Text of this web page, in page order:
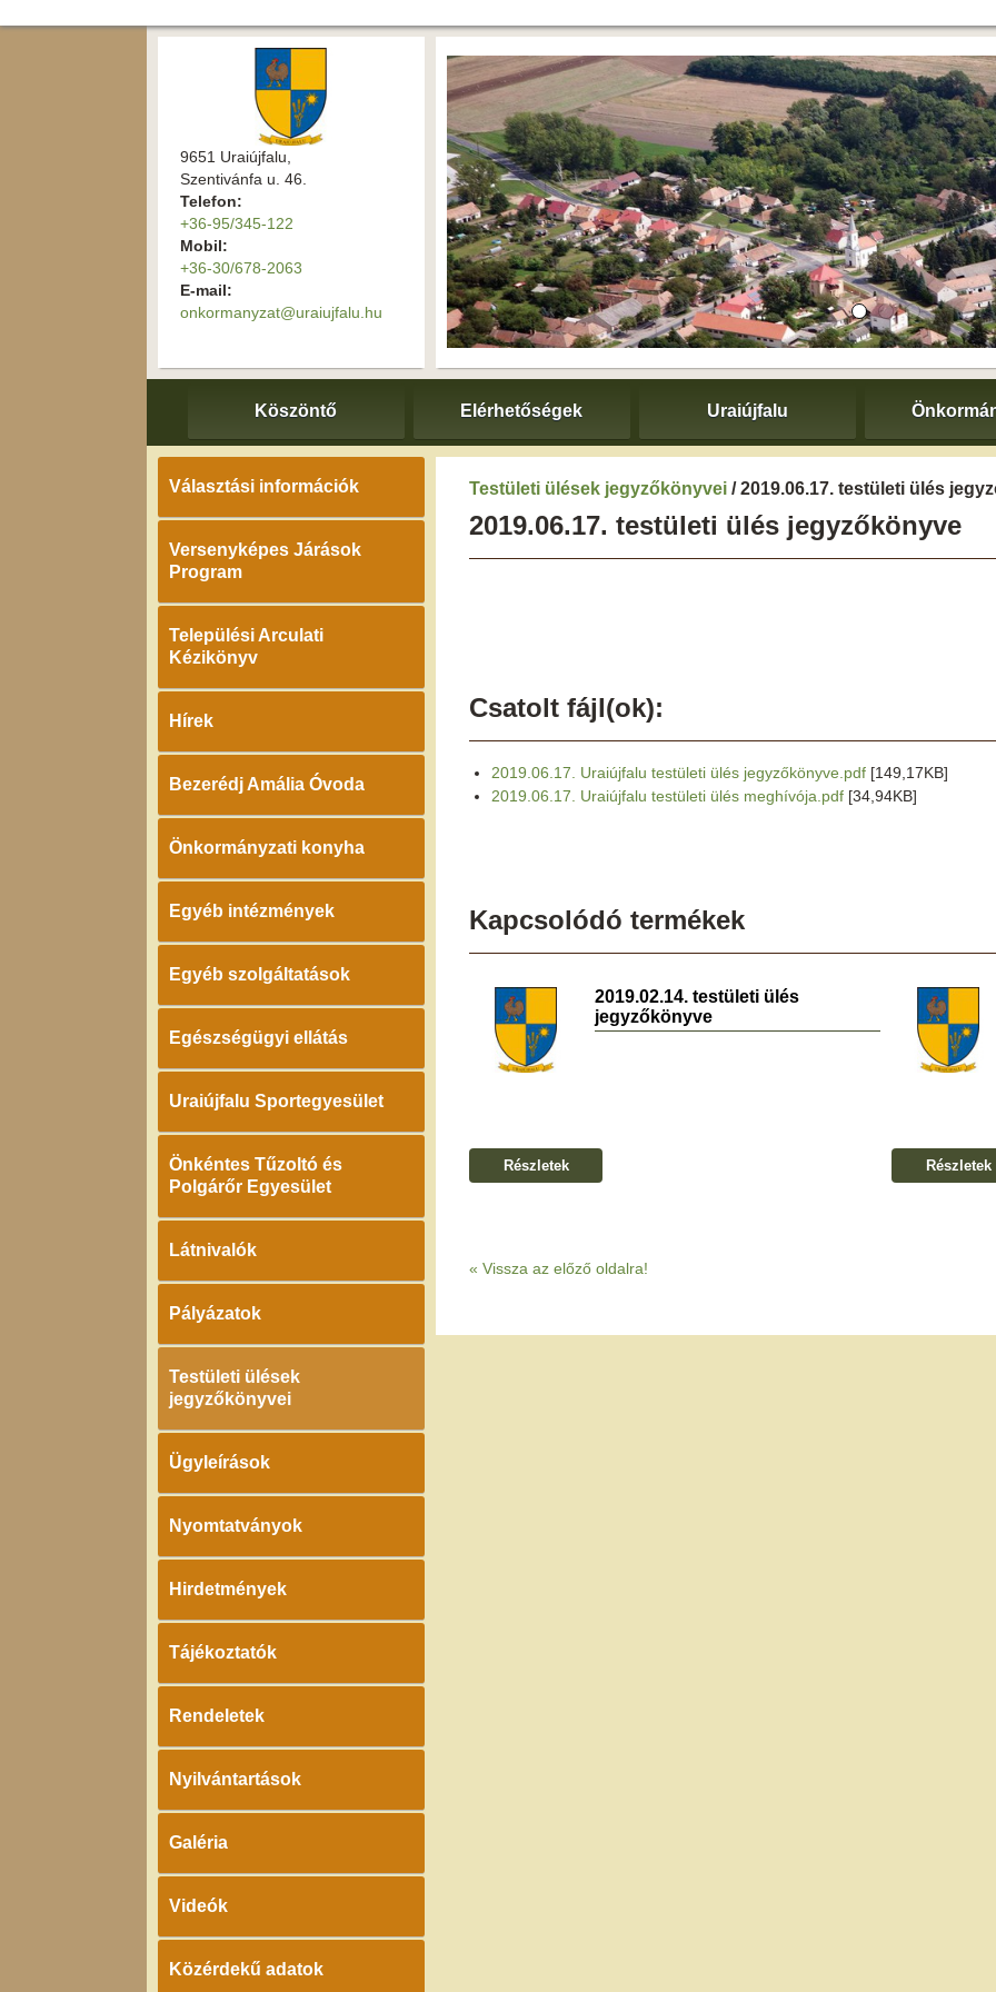
9651 Uraiújfalu,
Szentivánfa u. 46.
Telefon:
+36-95/345-122
Mobil:
+36-30/678-2063
E-mail:
onkormanyzat@uraiujfalu.hu
Köszöntő Elérhetőségek Uraiújfalu
Választási információk
Versenyképes Járások
Program
Települési Arculati
Kézikönyv
Hírek
Bezerédj Amália Óvoda
Önkormányzati konyha
Egyéb intézmények
Egyéb szolgáltatások
Egészségügyi ellátás
Uraiújfalu Sportegyesület
Önkéntes Tűzoltó és
Polgárőr Egyesület
Látnivalók
Pályázatok
Testületi ülések
jegyzőkönyvei
Ügyleírások
Nyomtatványok
Hirdetmények
Tájékoztatók
Rendeletek
Nyilvántartások
Galéria
Videók
Közérdekű adatok
Testületi ülések jegyzőkönyvei / 2019.06.17. testületi ülés
2019.06.17. testületi ülés jegyzőkönyve
Csatolt fájl(ok):
2019.06.17. Uraiújfalu testületi ülés jegyzőkönyve.pdf [149,17KB]
2019.06.17. Uraiújfalu testületi ülés meghívója.pdf [34,94KB]
Kapcsolódó termékek
2019.02.14. testületi ülés
jegyzőkönyve
Részletek Részletek
« Vissza az előző oldalra!